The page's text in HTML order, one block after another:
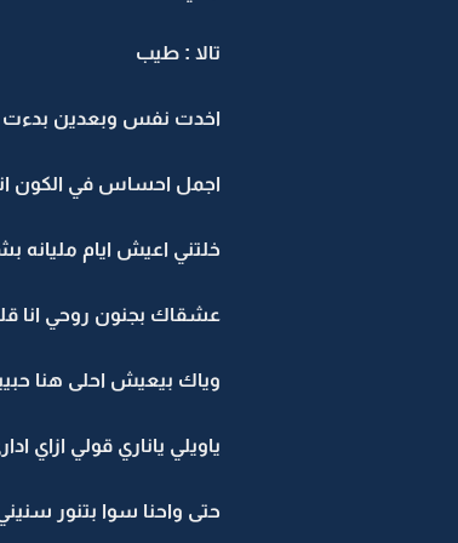
تالا : طيب
اخدت نفس وبعدين بدءت
اجمل احساس في الكون
خلتني اعيش ايام مليانه
عشقاك بجنون روحي انا
وياك بيعيش احلى هنا
ياويلي ياناري قولي
حتى واحنا سوا بتنور